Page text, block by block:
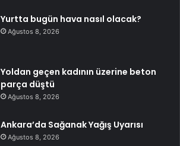
Yurtta bugün hava nasıl olacak?
Ağustos 8, 2026
Yoldan geçen kadının üzerine beton
parça düştü
Ağustos 8, 2026
Ankara’da Sağanak Yağış Uyarısı
Ağustos 8, 2026